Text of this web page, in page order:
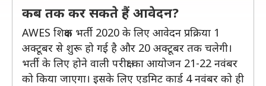
कब तक कर सकते हैं आवेदन?
AWES शिक्षक भर्ती 2020 के लिए आवेदन प्रक्रिया 1
अक्टूबर से शुरू हो गई है और 20 अक्टूबर तक चलेगी।
भर्ती के लिए होने वाली परीक्षा का आयोजन 21-22 नवंबर
को किया जाएगा। इसके लिए एडमिट कार्ड 4 नवंबर को ही